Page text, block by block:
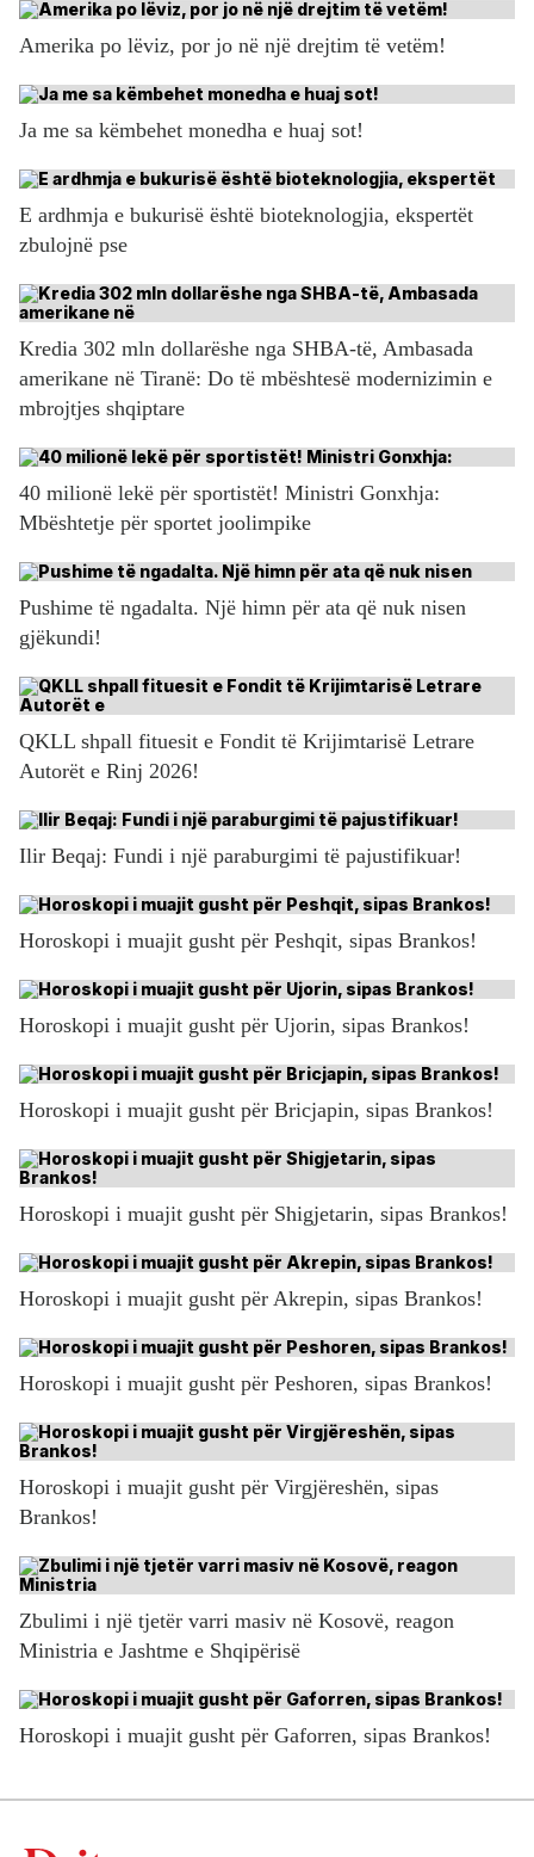
Amerika po lëviz, por jo në një drejtim të vetëm!
Ja me sa këmbehet monedha e huaj sot!
E ardhmja e bukurisë është bioteknologjia, ekspertët
zbulojnë pse
Kredia 302 mln dollarëshe nga SHBA-të, Ambasada
amerikane në Tiranë: Do të mbështesë modernizimin e
mbrojtjes shqiptare
40 milionë lekë për sportistët! Ministri Gonxhja:
Mbështetje për sportet joolimpike
Pushime të ngadalta. Një himn për ata që nuk nisen
gjëkundi!
QKLL shpall fituesit e Fondit të Krijimtarisë Letrare
Autorët e Rinj 2026!
Ilir Beqaj: Fundi i një paraburgimi të pajustifikuar!
Horoskopi i muajit gusht për Peshqit, sipas Brankos!
Horoskopi i muajit gusht për Ujorin, sipas Brankos!
Horoskopi i muajit gusht për Bricjapin, sipas Brankos!
Horoskopi i muajit gusht për Shigjetarin, sipas Brankos!
Horoskopi i muajit gusht për Akrepin, sipas Brankos!
Horoskopi i muajit gusht për Peshoren, sipas Brankos!
Horoskopi i muajit gusht për Virgjëreshën, sipas
Brankos!
Zbulimi i një tjetër varri masiv në Kosovë, reagon
Ministria e Jashtme e Shqipërisë
Horoskopi i muajit gusht për Gaforren, sipas Brankos!